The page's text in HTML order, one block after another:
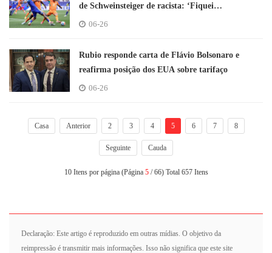
de Schweinsteiger de racista: ‘Fiquei
decepcionado com o homem’
06-26
Rubio responde carta de Flávio Bolsonaro e
reafirma posição dos EUA sobre tarifaço
06-26
Casa Anterior 2 3 4 5 6 7 8
Seguinte Cauda
10 Itens por página (Página 5/ 66) Total 657 Itens
Declaração: Este artigo é reproduzido em outras mídias. O objetivo da
reimpressão é transmitir mais informações. Isso não significa que este site